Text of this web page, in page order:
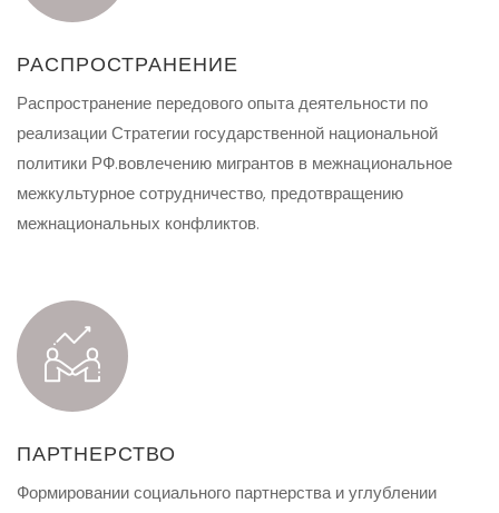
РАСПРОСТРАНЕНИЕ
Распространение передового опыта деятельности по
реализации Стратегии государственной национальной
политики РФ.вовлечению мигрантов в межнациональное
межкультурное сотрудничество, предотвращению
межнациональных конфликтов.
ПАРТНЕРСТВО
Формировании социального партнерства и углублении